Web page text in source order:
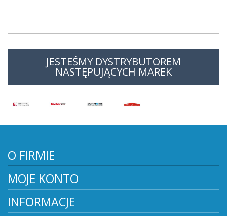
JESTEŚMY DYSTRYBUTOREM
NASTĘPUJĄCYCH MAREK
O FIRMIE
MOJE KONTO
INFORMACJE